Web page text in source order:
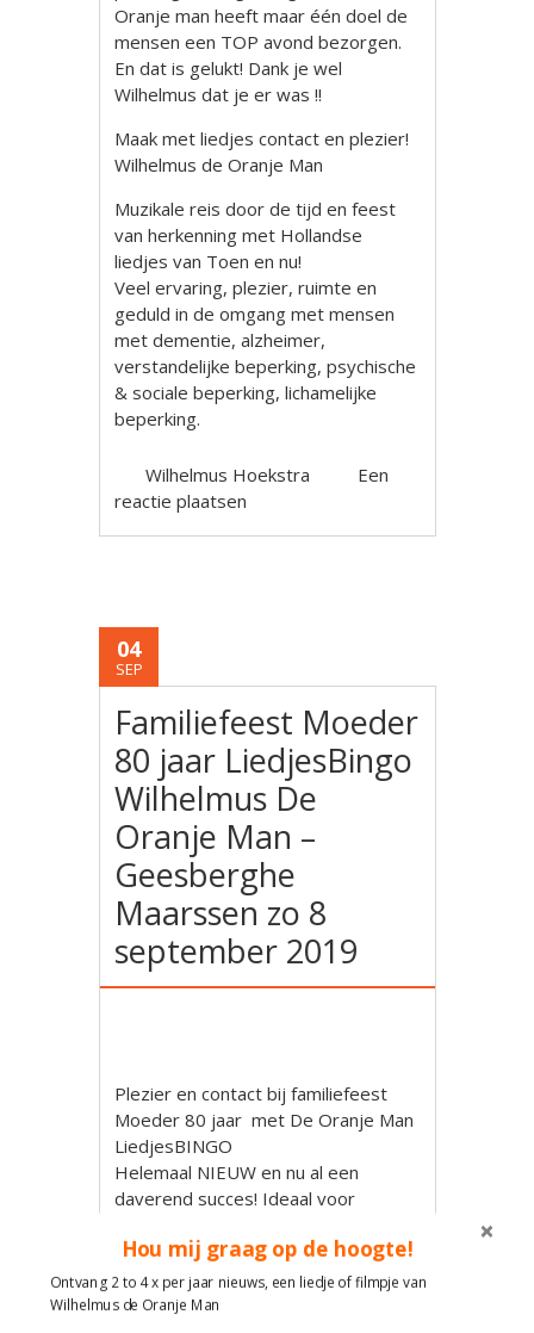
Oranje man heeft maar één doel de
mensen een TOP avond bezorgen.
En dat is gelukt! Dank je wel
Wilhelmus dat je er was !!
Maak met liedjes contact en plezier!
Wilhelmus de Oranje Man
Muzikale reis door de tijd en feest
van herkenning met Hollandse
liedjes van Toen en nu!
Veel ervaring, plezier, ruimte en
geduld in de omgang met mensen
met dementie, alzheimer,
verstandelijke beperking, psychische
& sociale beperking, lichamelijke
beperking.
Wilhelmus Hoekstra
Een
reactie plaatsen
04
SEP
Familiefeest Moeder
80 jaar LiedjesBingo
Wilhelmus De
Oranje Man –
Geesberghe
Maarssen zo 8
september 2019
Plezier en contact bij familiefeest
Moeder 80 jaar met De Oranje Man
LiedjesBINGO
Helemaal NIEUW en nu al een
daverend succes! Ideaal voor
Zonnebloem, Vrouwen van Nu en om
ouderen in de watten te leggen!
Allemaal verschillende LiedjesBINGO
Hou mij graag op de hoogte!
Ontvang 2 to 4 x per jaar nieuws, een liedje of filmpje van
Wilhelmus de Oranje Man